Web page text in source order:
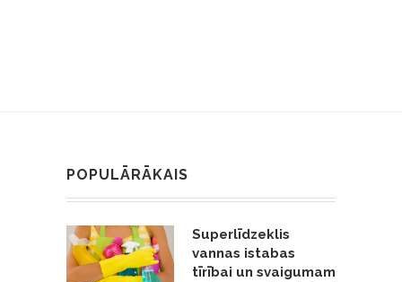
POPULĀRĀKAIS
Superlīdzeklis
vannas istabas
tīrībai un svaigumam